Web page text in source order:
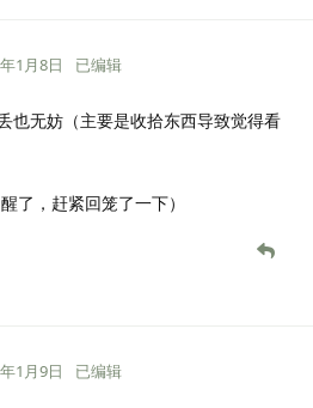
1月8日 已编辑
也无妨（主要是收拾东西导致觉得看
了，赶紧回笼了一下）
1月9日 已编辑